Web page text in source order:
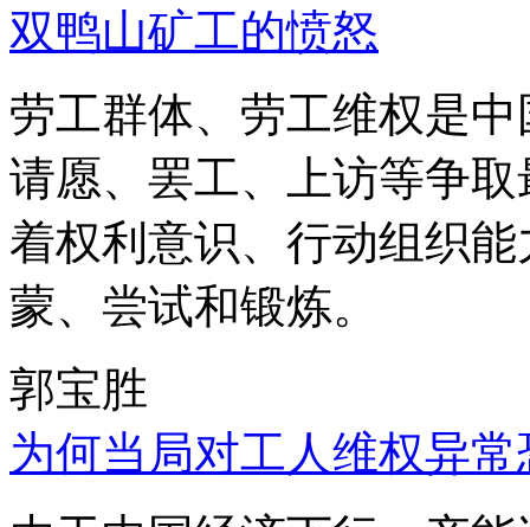
双鸭山矿工的愤怒
劳工群体、劳工维权是
请愿、罢工、上访等争
着权利意识、行动组织
蒙、尝试和锻炼。
郭宝胜
为何当局对工人维权异